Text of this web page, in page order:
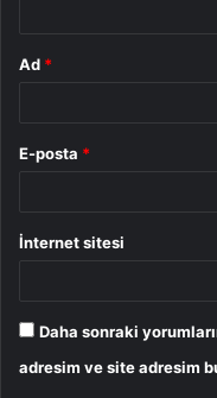
Ad *
E-posta *
İnternet sitesi
Daha sonraki
adresim ve site adresim